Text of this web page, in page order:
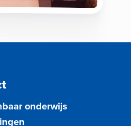
onderwijs